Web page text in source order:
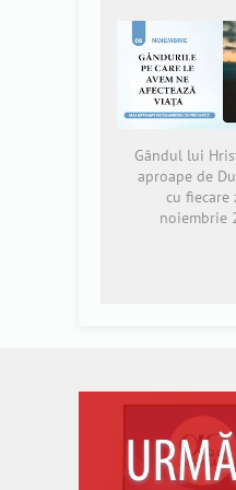
Gândul lui
aproape de
cu fiecare
noiembrie